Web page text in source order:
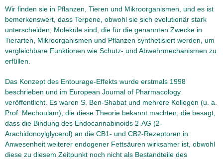
Wir finden sie in Pflanzen, Tieren und Mikroorganismen, und es ist
bemerkenswert, dass Terpene, obwohl sie sich evolutionär stark
unterscheiden, Moleküle sind, die für die genannten Zwecke in
Tierarten, Mikroorganismen und Pflanzen synthetisiert werden, um
vergleichbare Funktionen wie Schutz- und Abwehrmechanismen zu
erfüllen.
Das Konzept des Entourage-Effekts wurde erstmals 1998
beschrieben und im European Journal of Pharmacology
veröffentlicht. Es waren S. Ben-Shabat und mehrere Kollegen (u. a.
Prof. Mechoulam), die diese Theorie bekannt machten, die besagt,
dass die Bindung des Endocannabinoids 2-AG (2-
Arachidonoylglycerol) an die CB1- und CB2-Rezeptoren in
Anwesenheit weiterer endogener Fettsäuren wirksamer ist, obwohl
diese zu diesem Zeitpunkt noch nicht als Bestandteile des